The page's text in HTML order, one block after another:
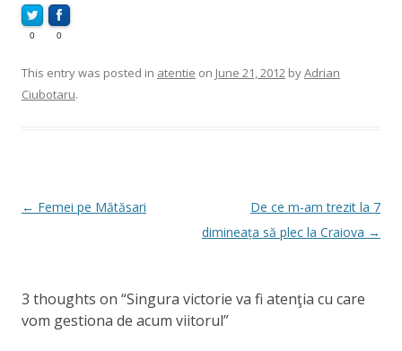
0 0
This entry was posted in atentie on June 21, 2012 byAdrian
Ciubotaru.
Post
← Femei pe Mătăsari
De ce m-am trezit la 7
dimineața să plec la Craiova →
3 thoughts on “Singura victorie va fi atenţia cu care
vom gestiona de acum viitorul”